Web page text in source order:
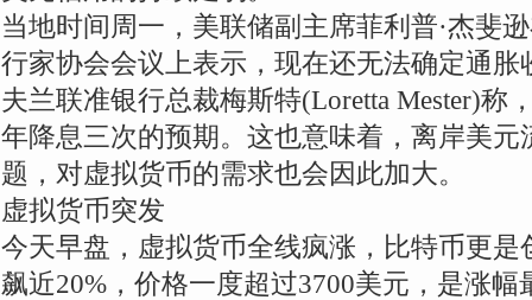
当地时间周一，美联储副主席菲利普·杰斐
行家协会会议上表示，现在还无法确定通
夫兰联准银行总裁梅斯特(Loretta Mester)称
年降息三次的预期。这也意味着，离岸美
题，对虚拟货币的需求也会因此加大。
虚拟货币突发
今天早盘，虚拟货币全线疯涨，比特币更
飙近20%，价格一度超过3700美元，是涨